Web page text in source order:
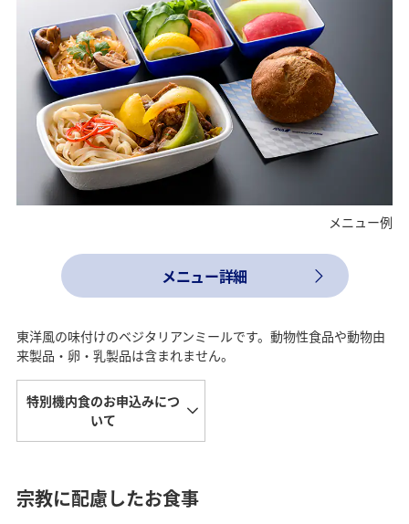
メニュー例
メニュー詳細
東洋風の味付けのベジタリアンミールです。動物性食品や動物由
来製品・卵・乳製品は含まれません。
特別機内食のお申込みにつ
いて
宗教に配慮したお食事